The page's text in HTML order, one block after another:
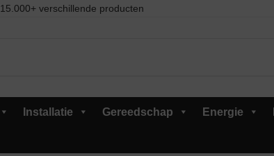
15.000+ verschillende producten
Installatie Gereedschap Energie